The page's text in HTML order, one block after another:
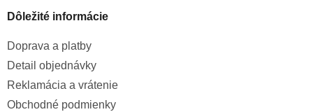
Dôležité informácie
Doprava a platby
Detail objednávky
Reklamácia a vrátenie
Obchodné podmienky